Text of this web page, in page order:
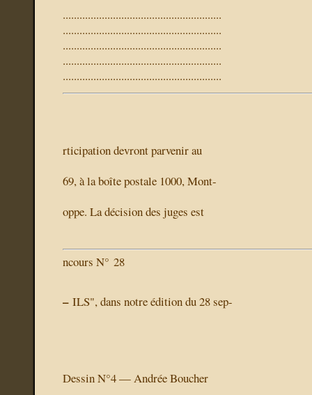
.........................................................
.........................................................
.........................................................
.........................................................
.........................................................
rticipation devront parvenir au
69, à la boîte postale 1000, Mont-
oppe. La décision des juges est
ncours N° 28
–ILS",dans notre édition du 28 sep-
Dessin N°4 — Andrée Boucher